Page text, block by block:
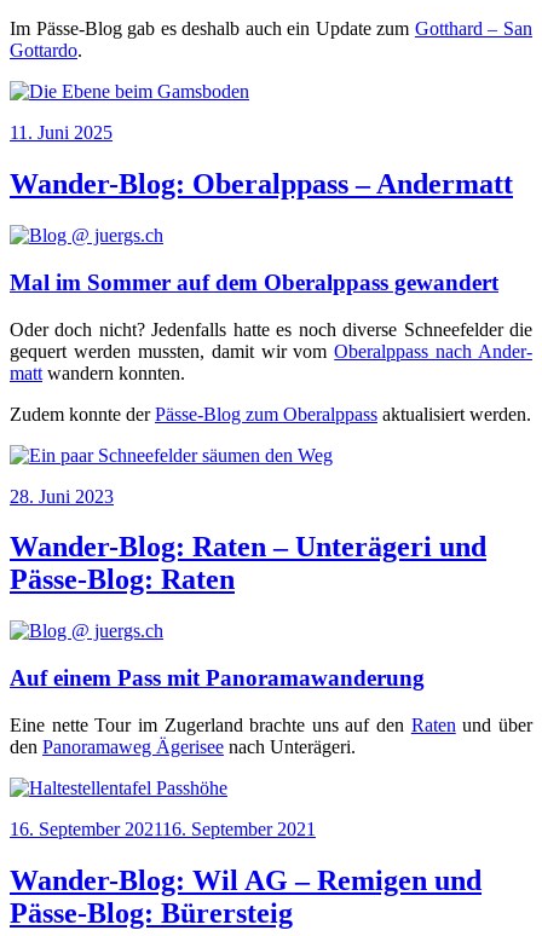
Im Päs­se-Blog gab es des­halb auch ein Update zum Gott­hard – San
Got­tar­do.
Veröffentlicht
11. Juni 2025
Wander-Blog: Oberalppass – Andermatt
Mal im Sommer auf dem Oberalppass gewandert
Oder doch nicht? Jeden­falls hat­te es noch diver­se Schnee­fel­der die
gequert wer­den muss­ten, damit wir vomOber­alp­pass nach Ander­
matt wan­dern konnten.
Zudem konn­te derPäs­se-Blog zum Ober­alp­pass aktua­li­siert werden.
Veröffentlicht
28. Juni 2023
Wander-Blog: Raten – Unterägeri und
Pässe-Blog: Raten
Auf einem Pass mit Panoramawanderung
Eine net­te Tour im Zuger­land brach­te uns auf den Raten und über
den Pan­ora­ma­weg Äge­ri­see nach Unterägeri.
Veröffentlicht
16. September 202116. September 2021
Wander-Blog: Wil AG – Remigen und
Pässe-Blog: Bürersteig